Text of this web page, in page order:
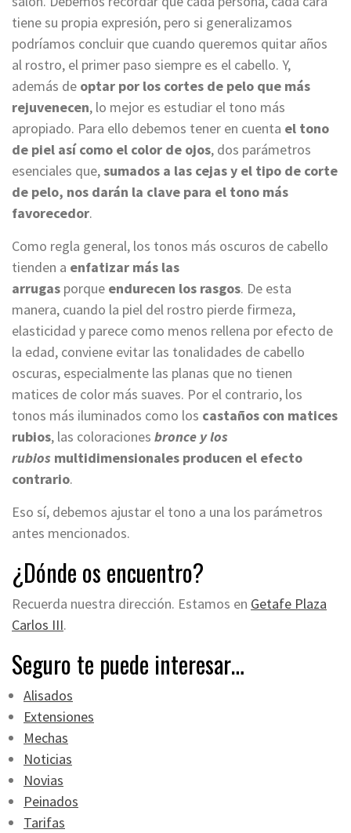
tiene su propia expresión, pero si generalizamos
podríamos concluir que cuando queremos quitar años
al rostro, el primer paso siempre es el cabello. Y,
además de optar por los cortes de pelo que más
rejuvenecen, lo mejor es estudiar el tono más
apropiado. Para ello debemos tener en cuenta el tono
de piel así como el color de ojos, dos parámetros
esenciales que,sumados a las cejas y el tipo de corte
de pelo, nos darán la clave para el tono más
favorecedor.
Como regla general, los tonos más oscuros de cabello
tienden a enfatizar más las
arrugas porque endurecen los rasgos. De esta
manera, cuando la piel del rostro pierde firmeza,
elasticidad y parece como menos rellena por efecto de
la edad, conviene evitar las tonalidades de cabello
oscuras, especialmente las planas que no tienen
matices de color más suaves. Por el contrario, los
tonos más iluminados como los castaños con matices
rubios, las coloraciones bronce y los
rubios multidimensionales producen el efecto
contrario.
Eso sí, debemos ajustar el tono a una los parámetros
antes mencionados.
¿Dónde os encuentro?
Recuerda nuestra dirección. Estamos en Getafe Plaza
Carlos III.
Seguro te puede interesar…
Alisados
Extensiones
Mechas
Noticias
Novias
Peinados
Tarifas